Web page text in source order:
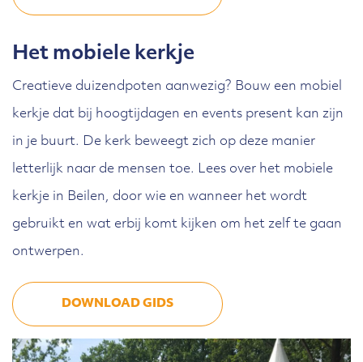
Het mobiele kerkje
Creatieve duizendpoten aanwezig? Bouw een mobiel
kerkje dat bij hoogtijdagen en events present kan zijn
in je buurt. De kerk beweegt zich op deze manier
letterlijk naar de mensen toe. Lees over het mobiele
kerkje in Beilen, door wie en wanneer het wordt
gebruikt en wat erbij komt kijken om het zelf te gaan
ontwerpen.
DOWNLOAD GIDS